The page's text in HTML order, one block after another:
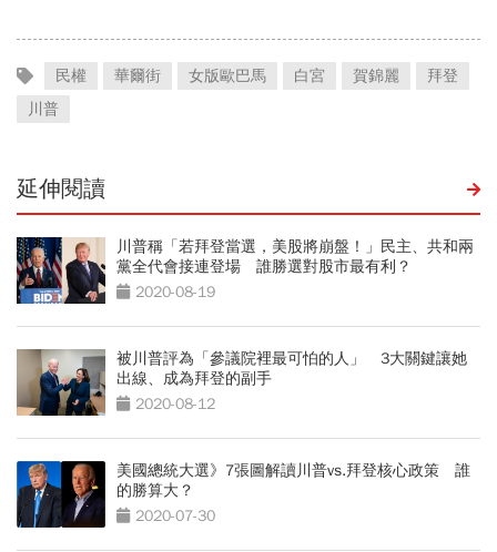
民權 華爾街 女版歐巴馬 白宮 賀錦麗
拜登
川普
延伸閱讀
川普稱「若拜登當選，美股將崩盤！」民主、共和兩
黨全代會接連登場 誰勝選對股市最有利？
2020-08-19
被川普評為「參議院裡最可怕的人」 3大關鍵讓她
出線、成為拜登的副手
2020-08-12
美國總統大選》7張圖解讀川普vs.拜登核心政策 誰
的勝算大？
2020-07-30